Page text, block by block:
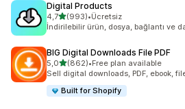
Digital Products
4,75 yıldız üzerinden
(993)
toplam 993 değerlendirme
•Ücretsiz
İndirilebilir ürün, dosya, bağlantı ve
BIG Digital Downloads File PDF
5,05 yıldız üzerinden
(862)
toplam 862 değerlendirme
•Free plan available
Sell digital downloads, PDF, ebook,
Built for Shopify